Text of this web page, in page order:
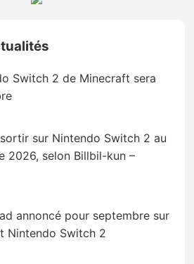
Switch 2 de Minecraft sera
sur Nintendo Switch 2 au
2026, selon Billbil-kun –
annoncé pour septembre sur
Nintendo Switch 2